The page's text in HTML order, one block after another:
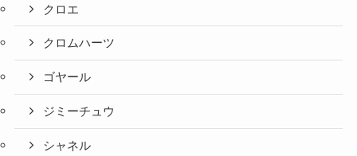
クロエ
クロムハーツ
ゴヤール
ジミーチュウ
シャネル